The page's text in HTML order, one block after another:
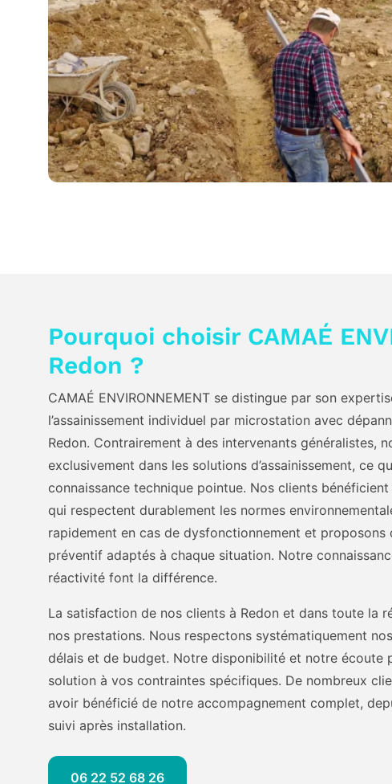
Pourquoi choisir CAMAÉ
Redon ?
CAMAÉ ENVIRONNEMENT se distingue par son
l’assainissement individuel par microstation avec
Redon. Contrairement à des intervenants généralistes,
exclusivement dans les solutions d’assainissement, ce
connaissance technique pointue. Nos clients
qui respectent durablement les normes
rapidement en cas de dysfonctionnement et proposons
préventif adaptés à chaque situation. Notre
réactivité font la différence.
La satisfaction de nos clients à Redon et dans toute la
nos prestations. Nous respectons systématiquement
délais et de budget. Notre disponibilité et notre écoute
solution à vos contraintes spécifiques. De nombreux
avoir bénéficié de notre accompagnement complet,
suivi après installation.
06 22 52 68 26